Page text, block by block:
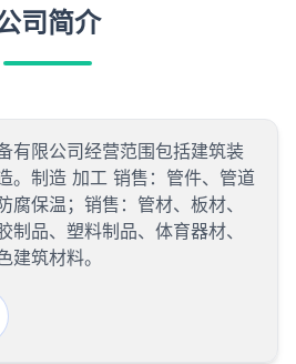
司简介
有限公司经营范围包括建筑装
。制造 加工 销售：管件、管道
腐保温；销售：管材、板材、
制品、塑料制品、体育器材、
建筑材料。